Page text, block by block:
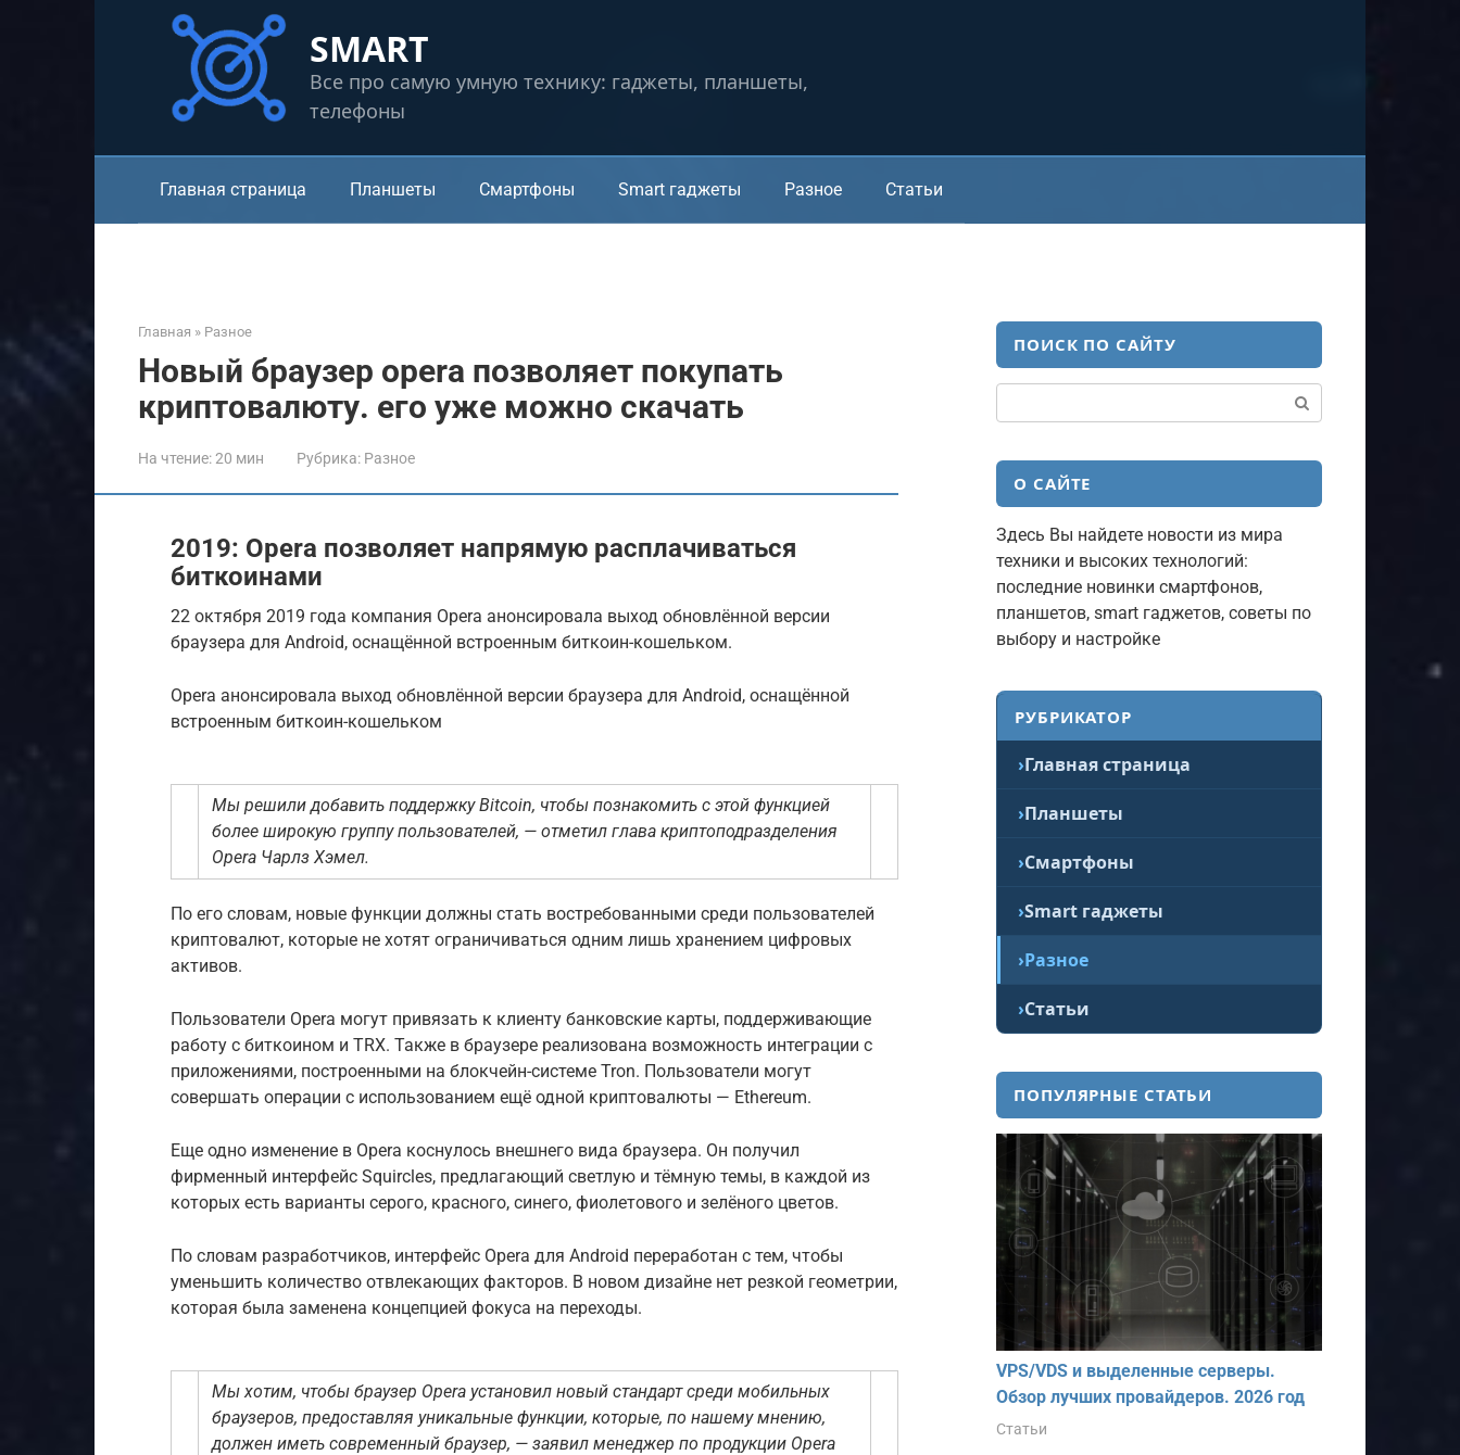
SMART
Все про самую умную технику: гаджеты, планшеты,
телефоны
Главная страница Планшеты Смартфоны Smart гаджеты Разное Статьи
Главная » Разное
Новый браузер opera позволяет покупать
криптовалюту. его уже можно скачать
На чтение:20 мин Рубрика: Разное
2019: Opera позволяет напрямую расплачиваться
биткоинами
22 октября 2019 года компания Opera анонсировала выход обновлённой версии
браузера для Android, оснащённой встроенным биткоин-кошельком.
Opera анонсировала выход обновлённой версии браузера для Android, оснащённой
встроенным биткоин-кошельком
Мы решили добавить поддержку Bitcoin, чтобы познакомить с этой функцией
более широкую группу пользователей, — отметил глава криптоподразделения
Opera Чарлз Хэмел.
По его словам, новые функции должны стать востребованными среди пользователей
криптовалют, которые не хотят ограничиваться одним лишь хранением цифровых
активов.
Пользователи Opera могут привязать к клиенту банковские карты, поддерживающие
работу с биткоином и TRX. Также в браузере реализована возможность интеграции с
приложениями, построенными на блокчейн-системе Tron. Пользователи могут
совершать операции с использованием ещё одной криптовалюты — Ethereum.
Еще одно изменение в Opera коснулось внешнего вида браузера. Он получил
фирменный интерфейс Squircles, предлагающий светлую и тёмную темы, в каждой из
которых есть варианты серого, красного, синего, фиолетового и зелёного цветов.
По словам разработчиков, интерфейс Opera для Android переработан с тем, чтобы
уменьшить количество отвлекающих факторов. В новом дизайне нет резкой геометрии,
которая была заменена концепцией фокуса на переходы.
Мы хотим, чтобы браузер Opera установил новый стандарт среди мобильных
браузеров, предоставляя уникальные функции, которые, по нашему мнению,
должен иметь современный браузер, — заявил менеджер по продукции Opera
ПОИСК ПО САЙТУ
О САЙТЕ
Здесь Вы найдете новости из мира
техники и высоких технологий:
последние новинки смартфонов,
планшетов, smart гаджетов, советы по
выбору и настройке
РУБРИКАТОР
Главная страница
Планшеты
Смартфоны
Smart гаджеты
Разное
Статьи
ПОПУЛЯРНЫЕ СТАТЬИ
VPS/VDS и выделенные серверы.
Обзор лучших провайдеров. 2026 год
Статьи